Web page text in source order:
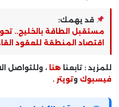
قد يهمك:
مستقبل الطاقة بالخليج..
اقتصاد المنطقة للعقود
للمزيد : تابعنا هنا ، وللتواصل
فيسبوك وتويتر .